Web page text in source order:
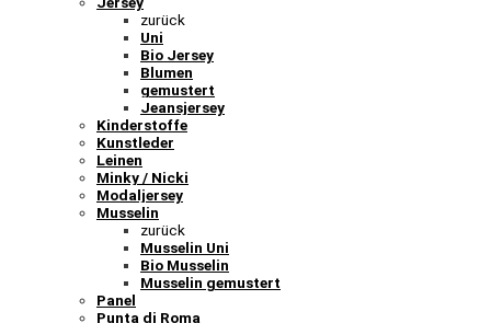
zurück
Uni
Bio Jersey
Blumen
gemustert
Jeansjersey
Kinderstoffe
Kunstleder
Leinen
Minky / Nicki
Modaljersey
Musselin
zurück
Musselin Uni
Bio Musselin
Musselin gemustert
Panel
Punta di Roma